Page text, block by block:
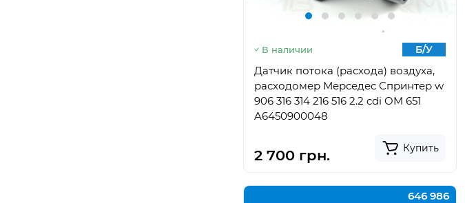
В наличии Б/У
Датчик потока (расхода) воздуха,
расходомер Мерседес Спринтер w
906 316 314 216 516 2.2 cdi OM 651
A6450900048
2 700 грн. Купить
646 986